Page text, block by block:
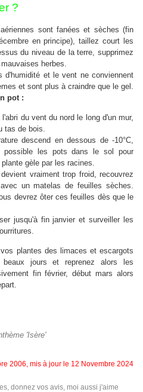
?
sont fanées et sèches (fin
en principe), taillez court les
du niveau de la terre, supprimez
herbes.
d'humidité et le vent ne conviennent
et sont plus à craindre que le gel.
pot :
du vent du nord le long d'un mur,
tas de bois.
descend en dessous de -10°C,
possible les pots dans le sol pour
gèle par les racines.
vraiment trop froid, recouvrez
un matelas de feuilles sèches.
devrez ôter ces feuilles dès que le
jusqu'à fin janvier et surveiller les
plantes des limaces et escargots
jours et reprenez alors les
fin février, début mars alors
'Isère'
2006, mis à jour le 12 Novembre 2024
donnez vos avis, moi aussi j'aime